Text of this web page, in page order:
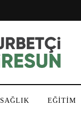
SAĞLIK EĞİTİM